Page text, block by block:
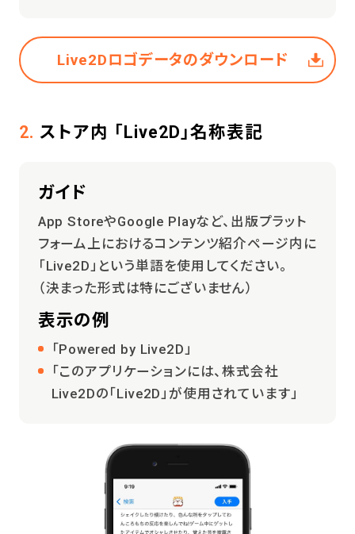
Live2Dロゴデータのダウンロード
2. ストア内 「Live2D」名称表記
ガイド
App StoreやGoogle Playなど、出版プラット
フォーム上におけるコンテンツ紹介ページ内に
「Live2D」という単語を使用してください。
（決まった形式は特にございません）
表示の例
「Powered by Live2D」
「このアプリケーションには、株式会社
Live2Dの「Live2D」が使用されています」